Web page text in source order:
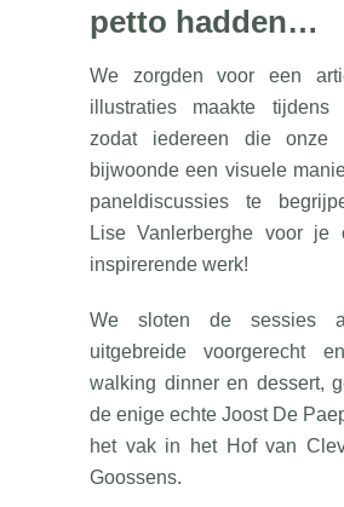
petto hadden…
We zorgden voor een
illustraties maakte tijdens
zodat iedereen die onze
bijwoonde een visuele
paneldiscussies te
Lise Vanlerberghe voor je
inspirerende werk!
We sloten de sessies
uitgebreide voorgerecht
walking dinner en dessert,
de enige echte Joost De
het vak in het Hof van
Goossens.